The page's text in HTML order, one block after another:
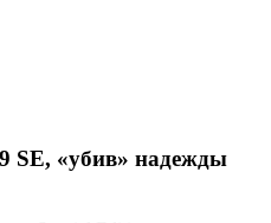
SE, «убив» надежды